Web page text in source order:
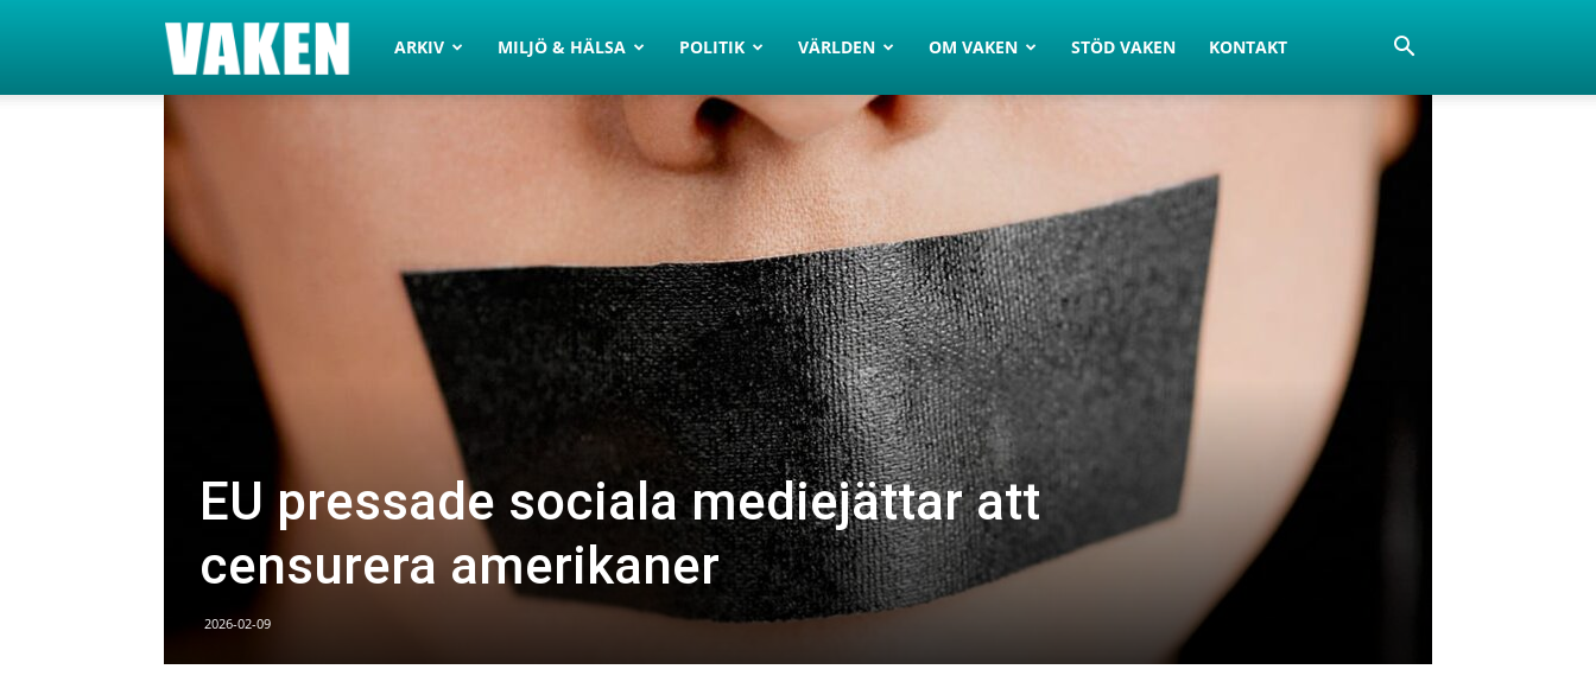
VAKEN.se
ARKIV MILJÖ & HÄLSA POLITIK VÄRLDEN OM VAKEN STÖD VAKEN KONTAKT
EU pressade sociala mediejättar att
censurera amerikaner
2026-02-09